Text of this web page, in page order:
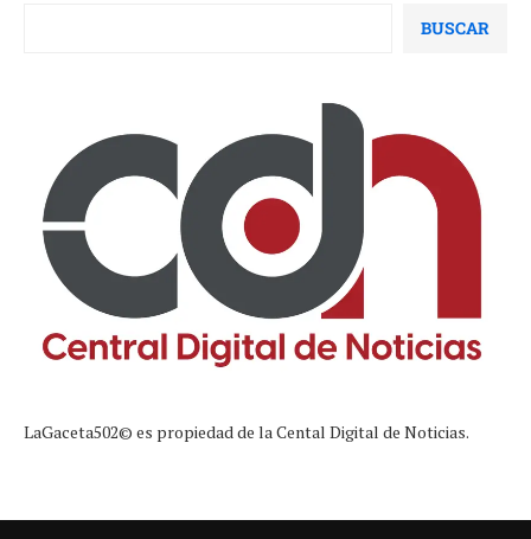
BUSCAR
LaGaceta502© es propiedad de la Cental Digital de Noticias.